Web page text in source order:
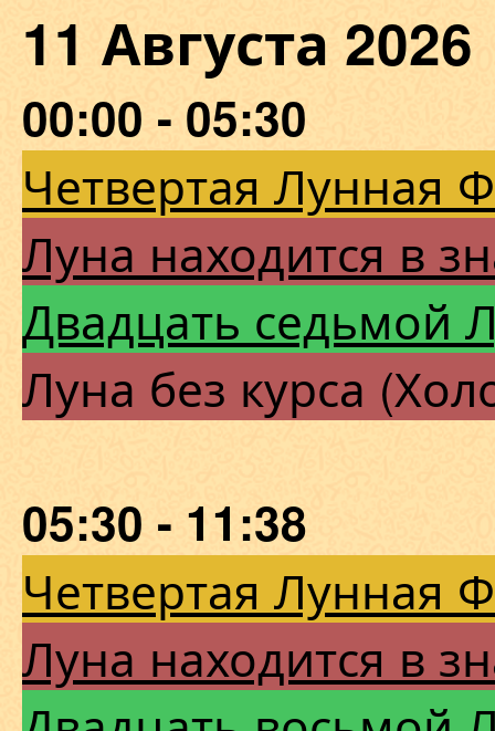
11 Августа
00:00 - 05:30
Четвертая Лунная
Луна находится в
Двадцать седьмой
Луна без курса
05:30 - 11:38
Четвертая Лунная
Луна находится в